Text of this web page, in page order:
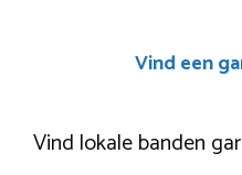
Vind een
Vind lokale banden